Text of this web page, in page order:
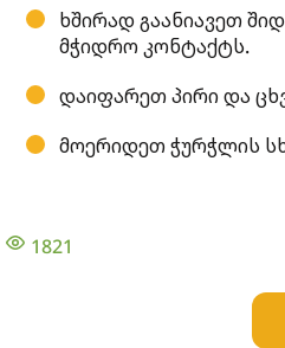
ხშირად გაანიავეთ
მჭიდრო კონტაქტს.
დაიფარეთ პირი და
მოერიდეთ ჭურჭლის
1821